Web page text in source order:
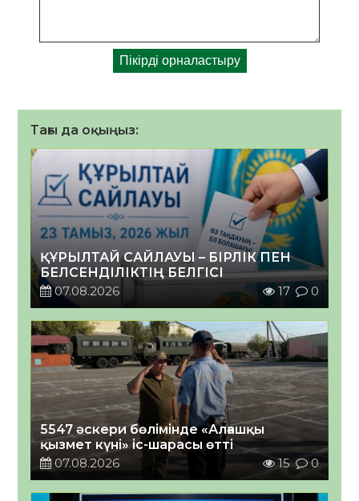
Тағы да оқыңыз:
ҚҰРЫЛТАЙ САЙЛАУЫ – БІРЛІК ПЕН
БЕЛСЕНДІЛІКТІҢ БЕЛГІСІ
07.08.2026
17 0
5547 әскери бөлімінде «Алғашқы
қызмет күні» іс-шарасы өтті
07.08.2026
15 0